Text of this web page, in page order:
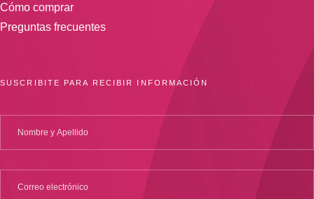
Cómo comprar
Preguntas frecuentes
SUSCRIBITE PARA RECIBIR INFORMACIÓN